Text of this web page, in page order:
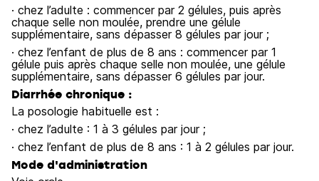
· chez l’adulte : commencer par 2 gélules, puis après
chaque selle non moulée, prendre une gélule
supplémentaire, sans dépasser 8 gélules par jour ;
· chez l’enfant de plus de 8 ans : commencer par 1
gélule puis après chaque selle non moulée, une gélule
supplémentaire, sans dépasser 6 gélules par jour.
Diarrhée chronique :
La posologie habituelle est :
· chez l’adulte : 1 à 3 gélules par jour ;
· chez l’enfant de plus de 8 ans : 1 à 2 gélules par jour.
Mode d'administration